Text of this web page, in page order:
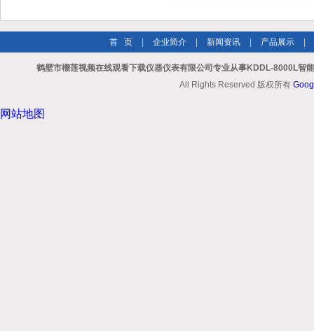
首 页 企业简介 新闻资讯 产品展示
鹤壁市榴莲视频在线观看下载仪器仪表有限公司专业从事KDDL-8000L智能
All Rights Reserved 版权所有
网站地图